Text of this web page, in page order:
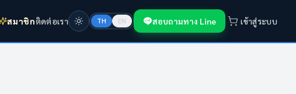
สมาชิกติดต่อเรา TH EN สอบถามทาง Line เข้าสู่ระบบ